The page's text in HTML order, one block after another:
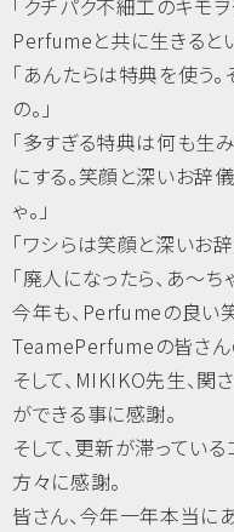
「クチパク不細工のキモ
Perfumeと共に生きるとい
「あんたらは特典を使う
の。」
「多すぎる特典は何も生
にする。笑顔と深いお辞
ゃ。」
「ワシらは笑顔と深いお辞
「廃人になったら、あ～ち
今年も、Perfumeの良い
TeamePerfumeの皆さ
そして、MIKIKO先生、関
ができる事に感謝。
そして、更新が滞ってい
方々に感謝。
皆さん、今年一年本当に